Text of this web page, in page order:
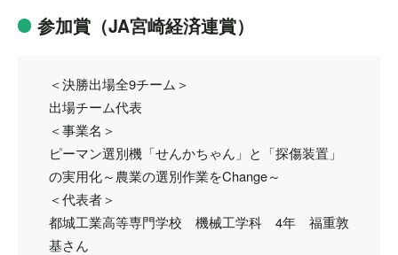
参加賞（JA宮崎経済連賞）
＜決勝出場全9チーム＞
出場チーム代表
＜事業名＞
ピーマン選別機「せんかちゃん」と「探傷装置」
の実用化～農業の選別作業をChange～
＜代表者＞
都城工業高等専門学校 機械工学科 4年 福重敦
基さん